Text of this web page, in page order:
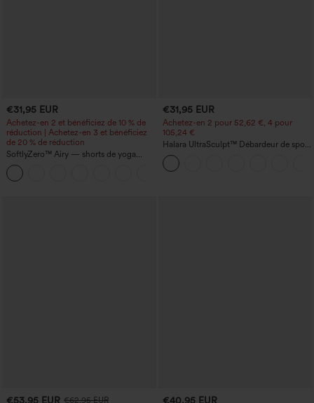
€31,95 EUR
Achetez-en 2 et bénéficiez de 10 % de
réduction | Achetez-en 3 et bénéficiez
de 20 % de réduction
SoftlyZero™ Airy — shorts de yoga
super taille haute 2-en-1 InstantCool
avec poches
€31,95 EUR
Achetez-en 2 pour 52,62 €, 4 pour
105,24 €
Halara UltraSculpt™ Débardeur de sport
à col rond et ourlet arrondi
€53,95 EUR €62,95 EUR €40,95 EUR